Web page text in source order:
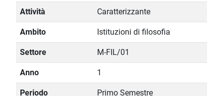
Attività Caratterizzante
Ambito Istituzioni di filosofia
Settore M-FIL/01
Anno 1
Periodo Primo Semestre